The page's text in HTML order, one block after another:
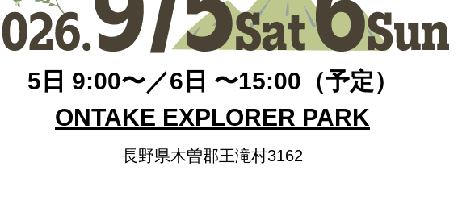
5日 9:00〜／6日 〜15:00（予定）
ONTAKE EXPLORER PARK
長野県木曽郡王滝村3162